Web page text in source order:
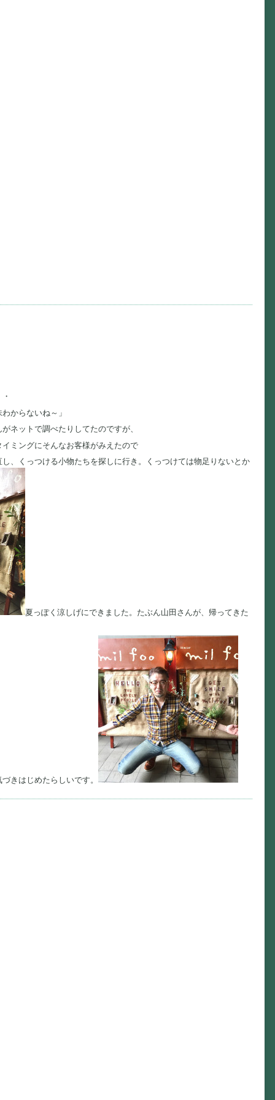
からないね～」
ネットで調べたりしてたのですが、
ミングにそんなお客様がみえたので
、くっつける小物たちを探しに行き。くっつけては物足りないとか
夏っぽく涼しげにできました。たぶん山田さんが、帰ってきた
きはじめたらしいです。